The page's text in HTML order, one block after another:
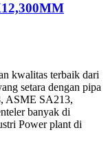
kwalitas terbaik dari
setara dengan pipa
ASME SA213,
banyak di
Power plant di